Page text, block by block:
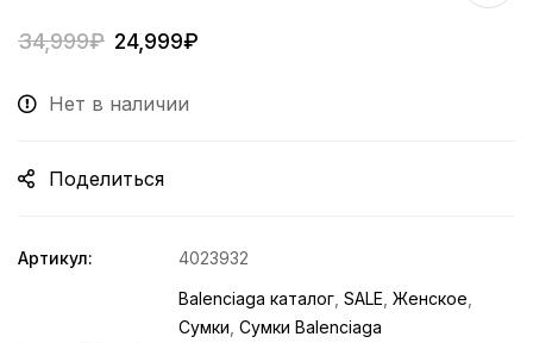
34,999₽ 24,999₽
Нет в наличии
Поделиться
Артикул:
4023932
Balenciaga каталог SALE Женское
Сумки Сумки Balenciaga